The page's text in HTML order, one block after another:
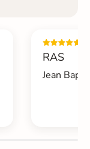
RAS
Jean